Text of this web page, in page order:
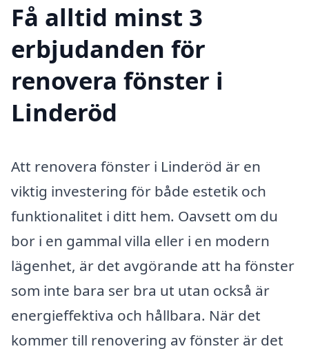
Få alltid minst 3
erbjudanden för
renovera fönster i
Linderöd
Att renovera fönster i Linderöd är en
viktig investering för både estetik och
funktionalitet i ditt hem. Oavsett om du
bor i en gammal villa eller i en modern
lägenhet, är det avgörande att ha fönster
som inte bara ser bra ut utan också är
energieffektiva och hållbara. När det
kommer till renovering av fönster är det